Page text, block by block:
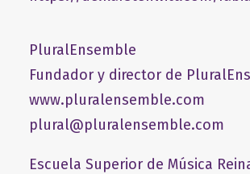
PluralEnsemble
Fundador y director de
www.pluralensemble.com
plural@pluralensemble.com
Escuela Superior de Música